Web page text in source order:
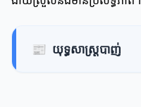
📰 យុទ្ធសាស្ត្របាញ់